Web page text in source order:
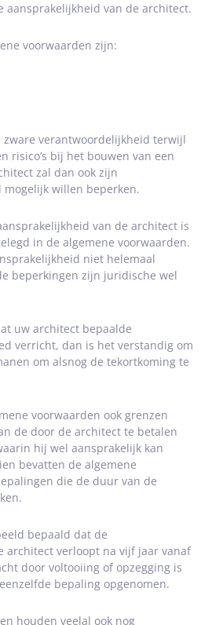
aansprakelijkheid van de architect.
voorwaarden zijn:
verantwoordelijkheid terwijl
risico’s bij het bouwen van een
zal dan ook zijn
willen beperken.
van de architect is
in de algemene voorwaarden.
niet helemaal
beperkingen zijn juridische wel
uw architect bepaalde
verricht, dan is het verstandig om
om alsnog de tekortkoming te
voorwaarden ook grenzen
de door de architect te betalen
hij wel aansprakelijk kan
bevatten de algemene
die de duur van de
bepaald dat de
architect verloopt na vijf jaar vanaf
door voltooiing of opzegging is
bepaling opgenomen.
houden veelal ook nog